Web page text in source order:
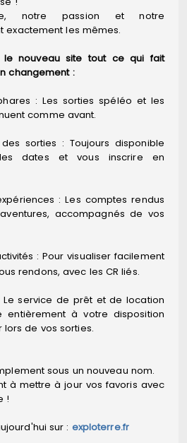
notre passion et notre
exactement les mêmes.
le nouveau site tout ce qui fait
changement :
: Les sorties spéléo et les
comme avant.
sorties : Toujours disponible
dates et vous inscrire en
: Les comptes rendus
accompagnés de vos
: Pour visualiser facilement
rendons, avec les CR liés.
Le service de prêt et de location
entièrement à votre disposition
de vos sorties.
sous un nouveau nom.
à mettre à jour vos favoris avec
!
sur : exploterre.fr